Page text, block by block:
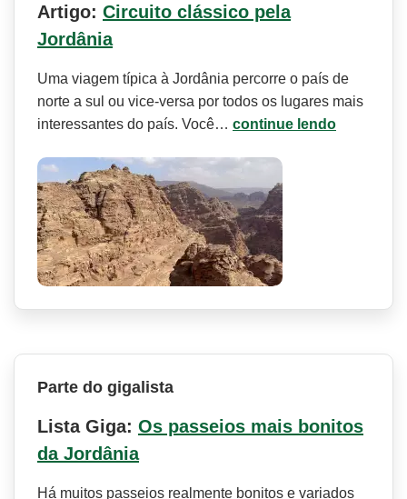
Artigo: Circuito clássico pela
Jordânia
Uma viagem típica à Jordânia percorre o país de
norte a sul ou vice-versa por todos os lugares mais
interessantes do país. Você… continue lendo
Parte do gigalista
Lista Giga: Os passeios mais bonitos
da Jordânia
Há muitos passeios realmente bonitos e variados